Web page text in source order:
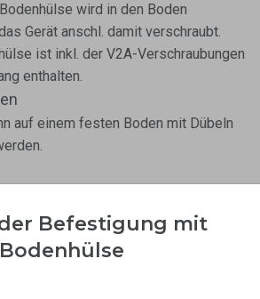
wird in den Boden
Gerät anschl. damit verschraubt.
ist inkl. der V2A-Verschraubungen
enthalten.
auf einem festen Boden mit Dübeln
Befestigung mit
Bodenhülse